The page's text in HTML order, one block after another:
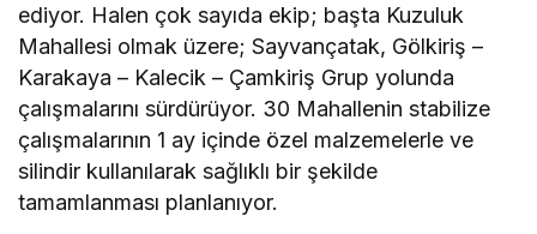
ediyor. Halen çok sayıda ekip; başta Kuzuluk
Mahallesi olmak üzere; Sayvançatak, Gölkiriş –
Karakaya – Kalecik – Çamkiriş Grup yolunda
çalışmalarını sürdürüyor. 30 Mahallenin stabilize
çalışmalarının 1 ay içinde özel malzemelerle ve
silindir kullanılarak sağlıklı bir şekilde
tamamlanması planlanıyor.